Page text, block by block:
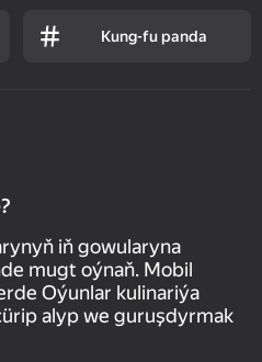
Kung-fu panda
iň gowularyna
mugt oýnaň. Mobil
Oýunlar kulinariýa
alyp we guruşdyrmak